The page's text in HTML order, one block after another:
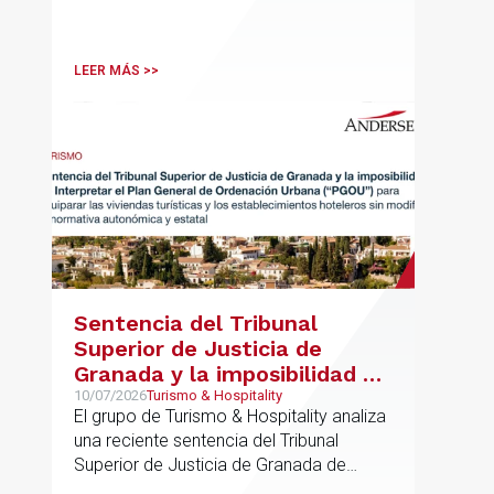
LEER MÁS >>
Sentencia del Tribunal
Superior de Justicia de
Granada y la imposibilidad de
Interpretar el Plan General
de Ordenación Urbana
(“PGOU”) para equiparar las
viviendas turísticas y los
10/07/2026Turismo & Hospitality
El grupo de Turismo & Hospitality analiza
una reciente sentencia del Tribunal
Superior de Justicia de Granada de